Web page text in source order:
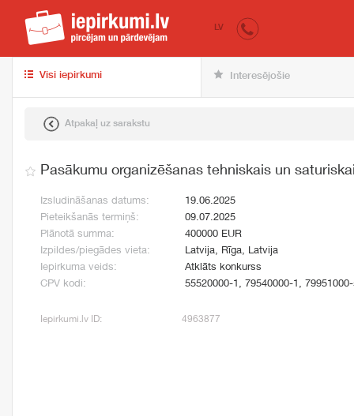
iepirkumi.lv
LV
Visi iepirkumi Interesējošie
Atpakaļ uz sarakstu
Pasākumu organizēšanas tehniskais un
Izsludināšanas datums:
19.06.2025
Pieteikšanās termiņš:
09.07.2025
Plānotā summa:
400000 EUR
Izpildes/piegādes vieta:
Latvija, Rīga, Latvija
Iepirkuma veids:
Atklāts konkurss
CPV kodi:
55520000-1, 79540000-1,
Iepirkumi.lv ID: 4963877